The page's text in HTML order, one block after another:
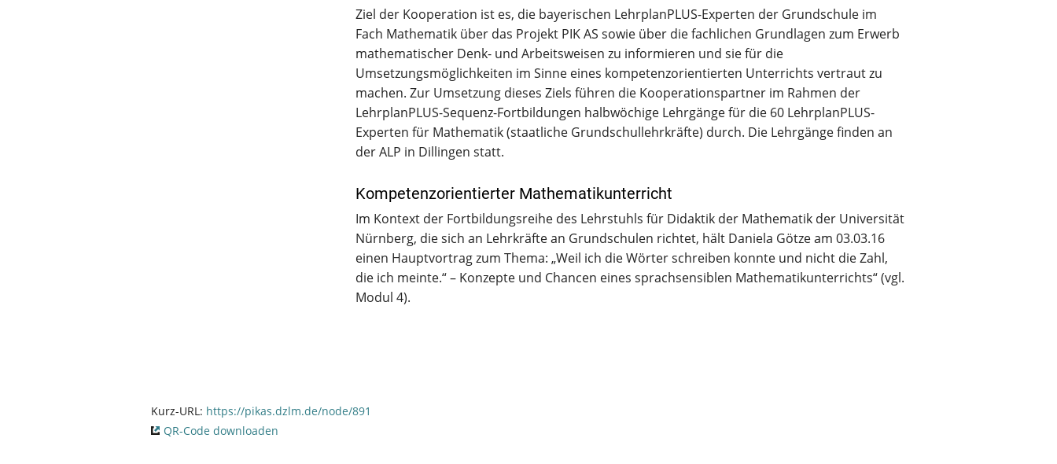
Ziel der Kooperation ist es, die bayerischen LehrplanPLUS-Experten der Grundschule im
Fach Mathematik über das Projekt PIK AS sowie über die fachlichen Grundlagen zum Erwerb
mathematischer Denk- und Arbeitsweisen zu informieren und sie für die
Umsetzungsmöglichkeiten im Sinne eines kompetenzorientierten Unterrichts vertraut zu
machen. Zur Umsetzung dieses Ziels führen die Kooperationspartner im Rahmen der
LehrplanPLUS-Sequenz-Fortbildungen halbwöchige Lehrgänge für die 60 LehrplanPLUS-
Experten für Mathematik (staatliche Grundschullehrkräfte) durch. Die Lehrgänge finden an
der ALP in Dillingen statt.
Kompetenzorientierter Mathematikunterricht
Im Kontext der Fortbildungsreihe des Lehrstuhls für Didaktik der Mathematik der Universität
Nürnberg, die sich an Lehrkräfte an Grundschulen richtet, hält Daniela Götze am 03.03.16
einen Hauptvortrag zum Thema: „Weil ich die Wörter schreiben konnte und nicht die Zahl,
die ich meinte.“ – Konzepte und Chancen eines sprachsensiblen Mathematikunterrichts“ (vgl.
Modul 4).
Kurz-URL: https://pikas.dzlm.de/node/891
QR-Code downloaden